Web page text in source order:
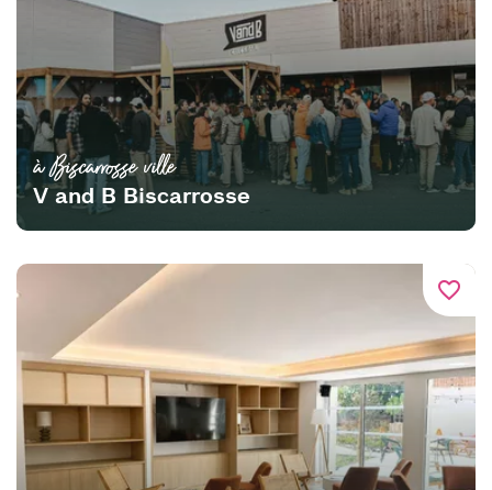
à Biscarrosse ville
V and B Biscarrosse
favorite_border